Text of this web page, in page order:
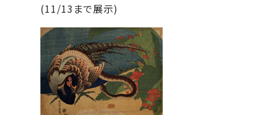
(11/13まで展示)